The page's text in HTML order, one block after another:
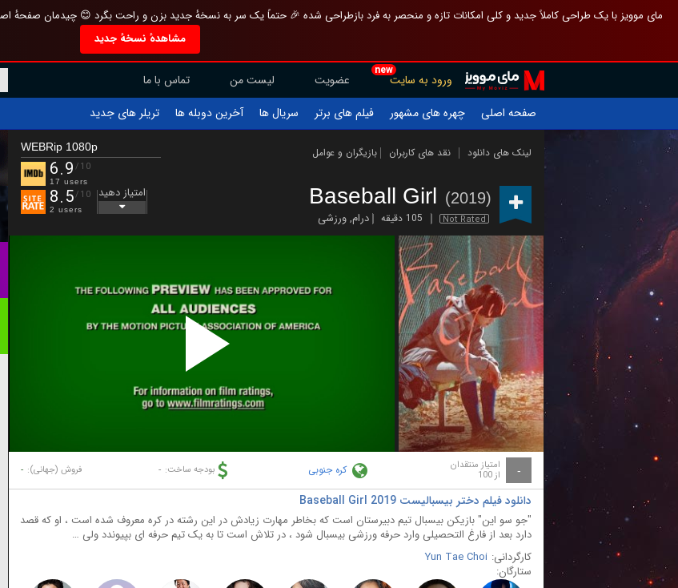
مای موویز با یک طراحی کاملاً جدید و کلی امکانات تازه و منحصر به فرد بازطراحی شده 🎉 حتماً یک سر به نسخهٔ جدید بزن و راحت بگرد 😊 چیدمان صفحهٔ
مشاهدهٔ نسخهٔ جدید
new
ورود به سایت عضویت لیست من
تماس با ما
صفحه اصلی
چهره های مشهور فیلم های برتر سریال ها آخرین دوبله ها تریلر های جدید
لینک های دانلود نقد های کاربران بازیگران و عوامل
Baseball Girl (2019)
Not Rated 105 دقیقه درام,ورزشی
WEBRip 1080p
6.9 /10
17 users
8.5/10
2 users
امتیاز دهید
Play
Video
- امتیاز منتقدان
از 100 کره جنوبی بودجه ساخت: - فروش (جهانی): -
دانلود فیلم دختر بیسبالیست Baseball Girl 2019
"جو سو این" بازیکن بیسبال تیم دبیرستان است که بخاطر مهارت زیادش در این رشته در کره معروف شده است ، او که قصد
دارد بعد از فارغ التحصیلی وارد حرفه ورزشی بیسبال شود ، در تلاش است تا به یک تیم حرفه ای بپیوندد ولی …
کارگردانی: Yun Tae Choi
ستارگان: